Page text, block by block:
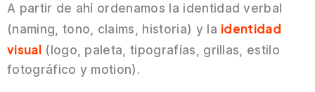
A partir de ahí ordenamos la identidad verbal
(naming, tono, claims, historia) y la identidad
visual (logo, paleta, tipografías, grillas, estilo
fotográfico y motion).